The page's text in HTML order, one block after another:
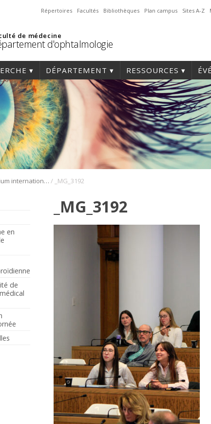
Répertoires Facultés Bibliothèques Plan campus Sites A-Z
de médecine
d'ophtalmologie
DÉPARTEMENT RESSOURCES
1er Symposium international en médecine régénérative de la cornée / _MG_3192
en
de
_MG_3192